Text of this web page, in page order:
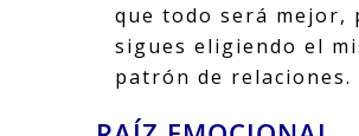
que todo será mejor,
sigues eligiendo el
patrón de relaciones.